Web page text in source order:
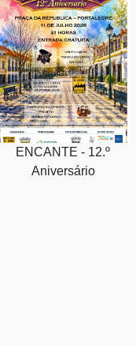
ENCANTE - 12.º
Aniversário